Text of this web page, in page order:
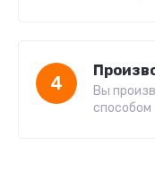
4
Вы
способом